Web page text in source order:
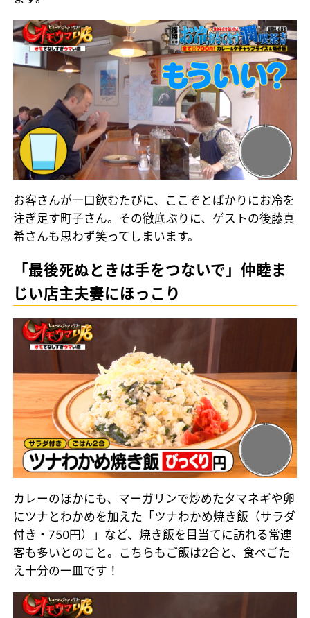
お客さんが一口飲むたびに、ここぞとばかりにお冷を
注ぎ足す町子さん。その徹底ぶりに、ゲストの後藤真
希さんも思わず笑ってしまいます。
「最後死ぬときは手をつないで」仲睦ま
じい店主夫妻にほっこり
カレーのほかにも、マーガリンで炒めたタマネギや卵
にツナとわかめを加えた「ツナわかめ焼き飯（サラダ
付き・750円）」など、焼き飯を目当てに訪れる常連
客も多いとのこと。こちらもご飯は2合と、食べごた
え十分の一皿です！